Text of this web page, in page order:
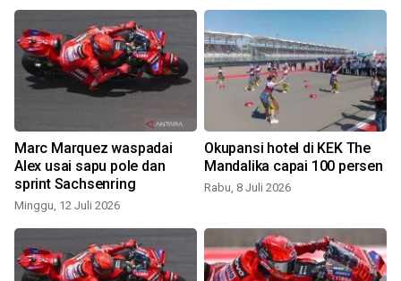
Marc Marquez waspadai
Alex usai sapu pole dan
sprint Sachsenring
Minggu, 12 Juli 2026
Okupansi hotel di KEK The
Mandalika capai 100 persen
Rabu, 8 Juli 2026